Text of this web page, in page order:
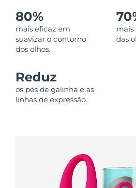
80%
mais eficaz em
suavizar o contorno
dos olhos.
mais
das
Reduz
os pés de galinha e as
linhas de expressão.
Nova Zelândia
Noruega
Filipinas